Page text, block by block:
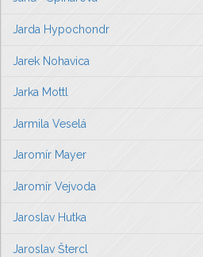
Jarda Hypochondr
Jarek Nohavica
Jarka Mottl
Jarmila Veselá
Jaromír Mayer
Jaromír Vejvoda
Jaroslav Hutka
Jaroslav Štercl